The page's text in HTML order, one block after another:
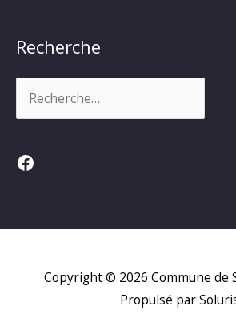
Recherche
Facebook
Copyright © 2026 Commune de
Propulsé par